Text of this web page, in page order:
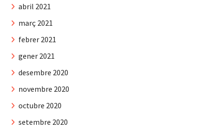
abril 2021
març 2021
febrer 2021
gener 2021
desembre 2020
novembre 2020
octubre 2020
setembre 2020